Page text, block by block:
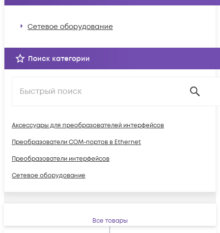
Сетевое оборудование
Поиск категории
Аксессуары для преобразователей интерфейсов
Преобразователи COM-портов в Ethernet
Преобразователи интерфейсов
Сетевое оборудование
Все товары